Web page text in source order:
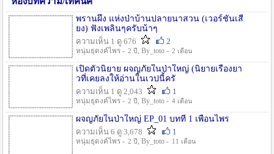
พรานผึ้ง แห่งป่าบ้านปลายนาสวน (เวอร์ชั่นเสี
ยง) ฟังเพลินๆครับน้าๆ
ความเห็น 1 ดู 676
2
หนุ่มธุดงค์ไพร - 2 ปี , By_toto - 2 เดือน
เปิดตัวนิยาย ผจญภัยในป่าใหญ่ (นิยายเรื่องยา
วที่เคยลงให้อ่านในเวปนี้ครั
ความเห็น 1 ดู 2,043
1
หนุ่มธุดงค์ไพร - 2 ปี , By_toto - 4 เดือน
ผจญภัยในป่าใหญ่ EP_01 บทที่ 1 เพื่อนไพร
ความเห็น 6 ดู 3,678
1
หนุ่มธุดงค์ไพร - 2 ปี , By_toto - 11 เดือน